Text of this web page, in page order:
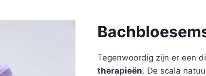
Tegenwoordig zijn er een
therapieën. De scala